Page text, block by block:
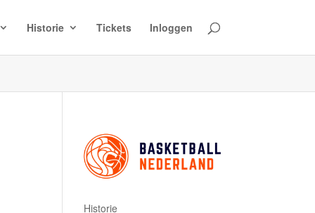
Historie Tickets Inloggen
Historie